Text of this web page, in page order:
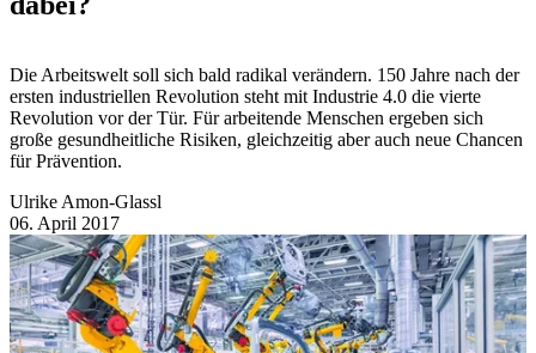
Die Arbeitswelt soll sich bald radikal verändern. 150 Jahre nach der
ersten industriellen Revolution steht mit Industrie 4.0 die vierte
Revolution vor der Tür. Für arbeitende Menschen ergeben sich
große gesundheitliche Risiken, gleichzeitig aber auch neue Chancen
für Prävention.
Ulrike Amon-Glassl
06. April 2017